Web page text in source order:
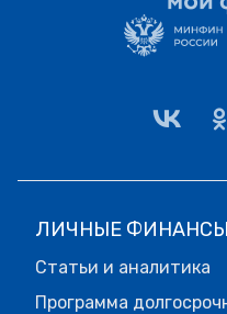
ЛИЧНЫЕ ФИНАНСЫ
Статьи и аналитика
Программа